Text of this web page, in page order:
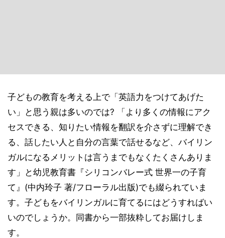
子どもの教育を考える上で「英語力をつけてあげた
い」と思う親は多いのでは? 「より多くの情報にアク
セスできる、知りたい情報を翻訳を介さずに理解でき
る、話したい人と自分の言葉で話せるなど、バイリン
ガルになるメリットは言うまでもなくたくさんありま
す」と幼児教育書『シリコンバレー式 世界一の子育
て』(中内玲子 著/フローラル出版)でも綴られていま
す。子どもをバイリンガルに育てるにはどうすればい
いのでしょうか。同書から一部抜粋してお届けしま
す。